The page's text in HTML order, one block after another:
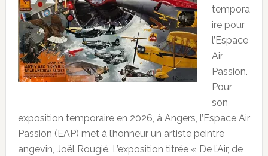
tempora
ire pour
l’Espace
Air
Passion.
Pour
son
exposition temporaire en 2026, à Angers, l’Espace Air
Passion (EAP) met à l’honneur un artiste peintre
angevin, Joël Rougié. L’exposition titrée « De l’Air, de